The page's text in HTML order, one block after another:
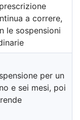
a correre,
le sospensioni
per un
e sei mesi, poi